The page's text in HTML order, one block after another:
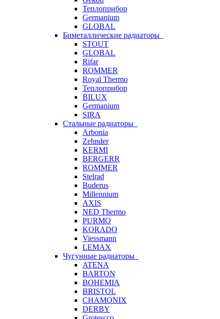
Теплоприбор
Germanium
GLOBAL
Биметаллические радиаторы
STOUT
GLOBAL
Rifar
ROMMER
Royal Thermo
Теплоприбор
BILUX
Germanium
SIRA
Стальные радиаторы
Arbonia
Zehnder
KERMI
BERGERR
ROMMER
Stelrad
Buderus
Millennium
AXIS
NED Thermo
PURMO
KORADO
Viessmann
LEMAX
Чугунные радиаторы
ATENA
BARTON
BOHEMIA
BRISTOL
CHAMONIX
DERBY